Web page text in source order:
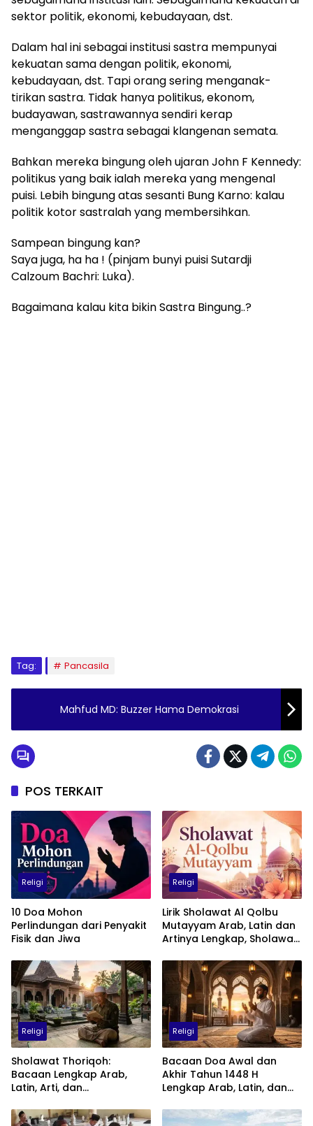
sektor politik, ekonomi, kebudayaan, dst.
Dalam hal ini sebagai institusi sastra mempunyai
kekuatan sama dengan politik, ekonomi,
kebudayaan, dst. Tapi orang sering menganak-
tirikan sastra. Tidak hanya politikus, ekonom,
budayawan, sastrawannya sendiri kerap
menganggap sastra sebagai klangenan semata.
Bahkan mereka bingung oleh ujaran John F Kennedy:
politikus yang baik ialah mereka yang mengenal
puisi. Lebih bingung atas sesanti Bung Karno: kalau
politik kotor sastralah yang membersihkan.
Sampean bingung kan?
Saya juga, ha ha ! (pinjam bunyi puisi Sutardji
Calzoum Bachri: Luka).
Bagaimana kalau kita bikin Sastra Bingung..?
Tag: Pancasila
Mahfud MD: Buzzer Hama Demokrasi
POS TERKAIT
Religi
10 Doa Mohon
Perlindungan dari Penyakit
Fisik dan Jiwa
Religi
Lirik Sholawat Al Qolbu
Mutayyam Arab, Latin dan
Artinya Lengkap, Sholawat
Muhammad SAW
Religi
Sholawat Thoriqoh:
Bacaan Lengkap Arab,
Latin, Arti, dan
Religi
Bacaan Doa Awal dan
Akhir Tahun 1448 H
Lengkap Arab, Latin, dan
dan Keutamaannya